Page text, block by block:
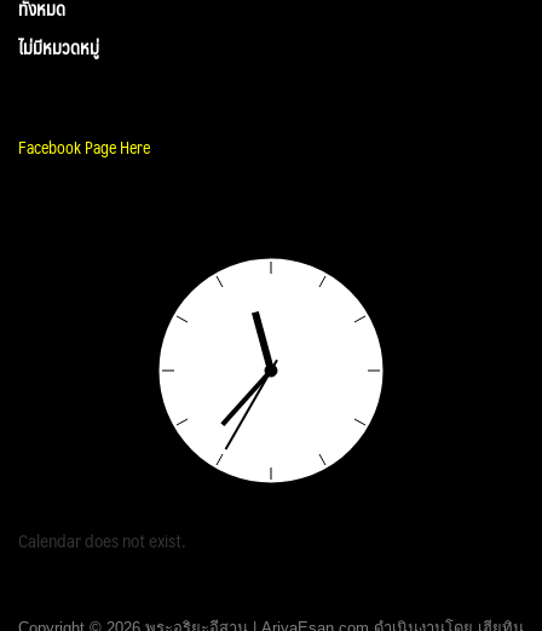
ทั้งหมด
ไม่มีหมวดหมู่
Facebook Page Here
Calendar does not exist.